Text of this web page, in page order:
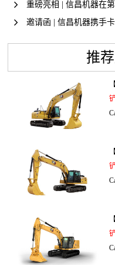
重磅亮相 | 信昌机器在
邀请函 | 信昌机器携手
推